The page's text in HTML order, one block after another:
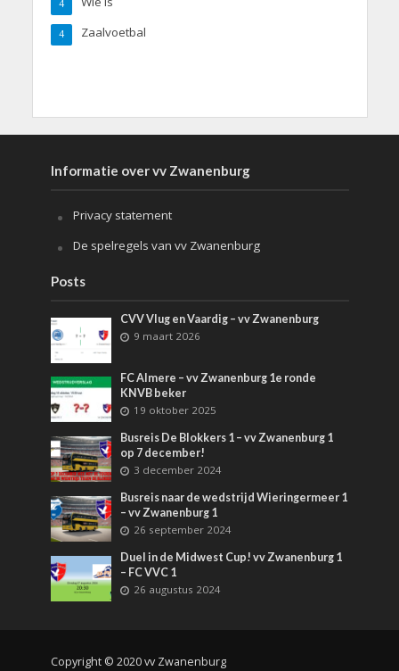
4
Zaalvoetbal
4
Informatie over vv Zwanenburg
Privacy statement
De spelregels van vv Zwanenburg
Posts
CVV Vlug en Vaardig – vv Zwanenburg
9 maart 2026
FC Almere – vv Zwanenburg 1e ronde
KNVB beker
19 oktober 2025
Busreis De Blokkers 1 – vv Zwanenburg 1
op 7 december!
3 december 2024
Busreis naar de wedstrijd Wieringermeer 1
– vv Zwanenburg 1
26 september 2024
Duel in de Midwest Cup! vv Zwanenburg 1
– FC VVC 1
26 augustus 2024
Copyright © 2020 vv Zwanenburg